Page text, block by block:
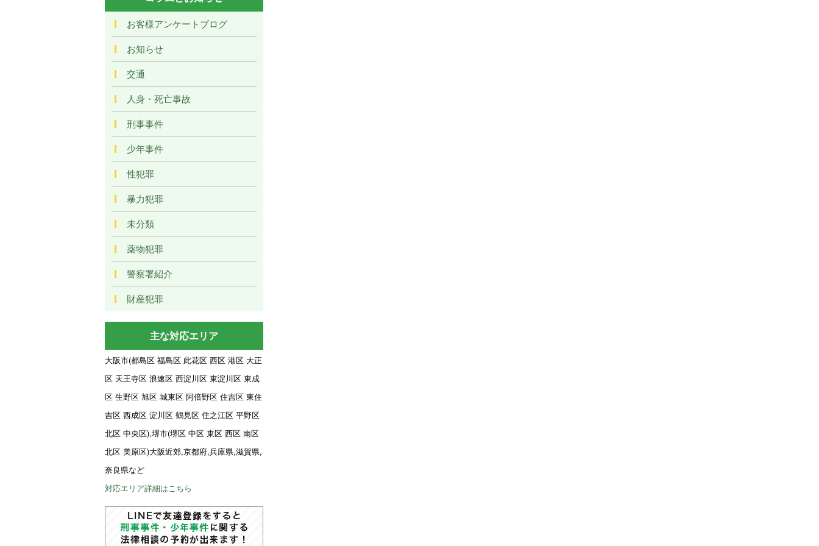
お客様アンケートブログ
お知らせ
交通
人身・死亡事故
刑事事件
少年事件
性犯罪
暴力犯罪
未分類
薬物犯罪
警察署紹介
財産犯罪
主な対応エリア
大阪市(都島区 福島区 此花区 西区 港区 大正
区 天王寺区 浪速区 西淀川区 東淀川区 東成
区 生野区 旭区 城東区 阿倍野区 住吉区 東住
吉区 西成区 淀川区 鶴見区 住之江区 平野区
北区 中央区),堺市(堺区 中区 東区 西区 南区
北区 美原区)大阪近郊,京都府,兵庫県,滋賀県,
奈良県など
対応エリア詳細はこちら